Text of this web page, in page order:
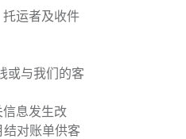
运者及收件
或与我们的客
息发生改
对账单供客